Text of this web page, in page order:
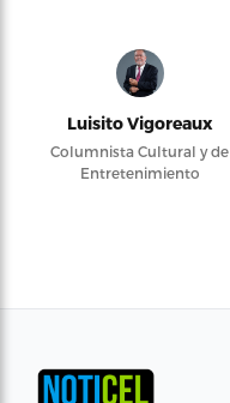
Luisito Vigoreaux
Columnista Cultural y de
Entretenimiento